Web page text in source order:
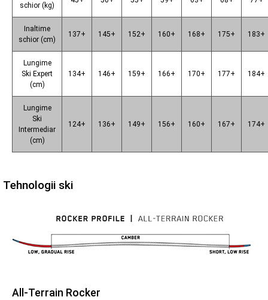
schior (kg)
Inaltime
schior (cm)
137+ 145+ 152+ 160+ 168+ 175+ 183+
Lungime
Ski Expert
(cm)
134+ 146+ 159+ 166+ 170+ 177+ 184+
Lungime
Ski
Intermediar
(cm)
124+ 136+ 149+ 156+ 160+ 167+ 174+
Tehnologii ski
All-Terrain Rocker